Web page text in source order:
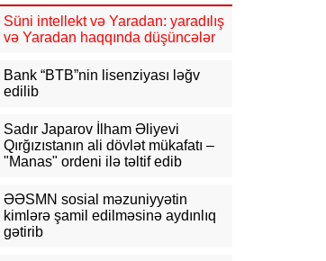
Tramp zəng etdi - Pentaqonda
15:53
əməliyyatlar ən qısa zamanda
dayandırılmalıdır
dən çox şəxsin saxlanıldığı bildirilir
15:26 Kiyevdə Azərbaycan və
Süni intellekt və Yaradan: yaradılış
və Yaradan haqqında düşüncələr
Bank “BTB”nin lisenziyası ləğv
edilib
Sadır Japarov İlham Əliyevi
Qırğızıstanın ali dövlət mükafatı –
"Manas" ordeni ilə təltif edib
ƏƏSMN sosial məzuniyyətin
kimlərə şamil edilməsinə aydınlıq
gətirib